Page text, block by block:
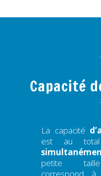
Capacité
La capacité
est au
petite taille